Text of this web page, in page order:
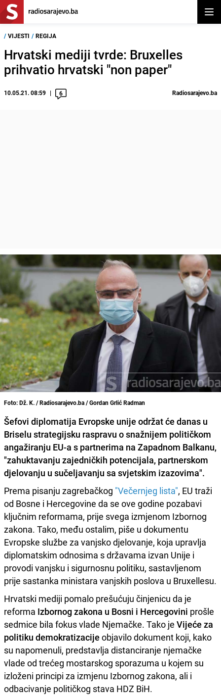
/ VIJESTI / REGIJA
Hrvatski mediji tvrde: Bruxelles
prihvatio hrvatski "non paper"
10.05.21. 08:59 6 Radiosarajevo.ba
Foto: Dž. K. / Radiosarajevo.ba / Gordan Grlić Radman
Šefovi diplomatija Evropske unije održat će danas u
Briselu strategijsku raspravu o snažnijem političkom
angažiranju EU-a s partnerima na Zapadnom Balkanu,
"zahuktavanju zajedničkih potencijala, partnerskom
djelovanju u sučeljavanju sa svjetskim izazovima".
Prema pisanju zagrebačkog "Večernjeg lista", EU traži
od Bosne i Hercegovine da se ove godine pozabavi
ključnim reformama, prije svega izmjenom Izbornog
zakona. Tako, među ostalim, piše u dokumentu
Evropske službe za vanjsko djelovanje, koja upravlja
diplomatskim odnosima s državama izvan Unije i
provodi vanjsku i sigurnosnu politiku, sastavljenom
prije sastanka ministara vanjskih poslova u Bruxellesu.
Hrvatski mediji pomalo prešućuju činjenicu da je
reforma Izbornog zakona u Bosni i Hercegovini prošle
sedmice bila fokus vlade Njemačke. Tako je Vijeće za
politiku demokratizacije objavilo dokument koji, kako
su napomenuli, predstavlja distanciranje njemačke
vlade od trećeg mostarskog sporazuma u kojem su
izloženi principi za izmjenu Izbornog zakona, ali i
odbacivanje političkog stava HDZ BiH.